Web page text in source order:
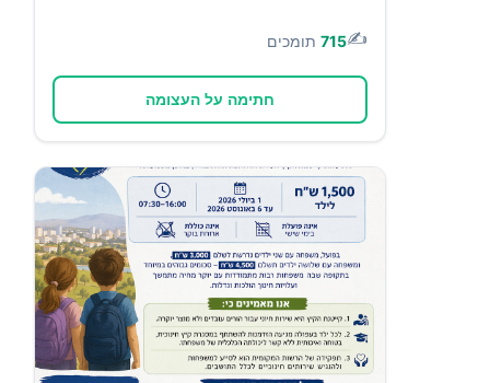
✍️
715 תומכים
חתימה על העצומה